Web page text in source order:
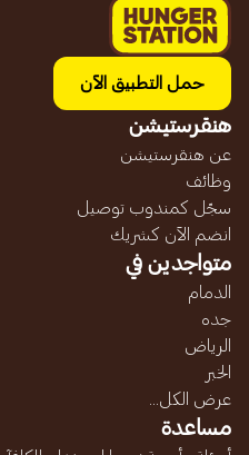
حمل التطبيق الآن
هنقرستيشن
عن هنقرستيشن
وظائف
سجّل كمندوب توصيل
انضم الآن كشريك
متواجدين في
الدمام
جده
الرياض
الخبر
عرض الكل...
مساعدة